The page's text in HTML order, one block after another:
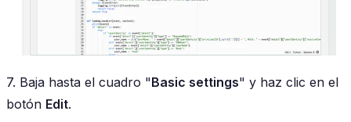
7. Baja hasta el cuadro "Basic settings" y haz clic en el
botón Edit.